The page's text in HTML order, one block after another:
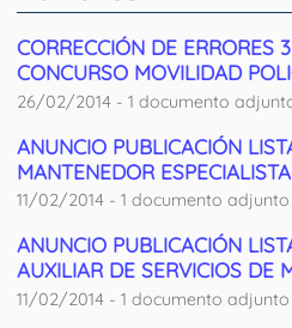
CORRECCIÓN DE ERRORES
CONCURSO MOVILIDAD
26/02/2014 - 1 documento
ANUNCIO PUBLICACIÓN
MANTENEDOR ESPECIALISTA
11/02/2014 - 1 documento adjunto
ANUNCIO PUBLICACIÓN
AUXILIAR DE SERVICIOS DE
11/02/2014 - 1 documento adjunto